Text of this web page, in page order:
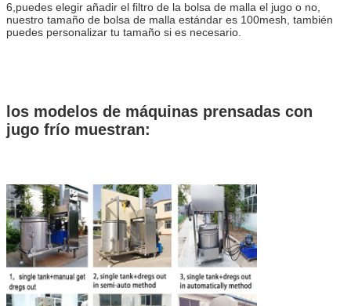
6,puedes elegir añadir el filtro de la bolsa de malla el jugo o no,
nuestro tamaño de bolsa de malla estándar es 100mesh, también
puedes personalizar tu tamaño si es necesario.
los modelos de máquinas prensadas con
jugo frío muestran: